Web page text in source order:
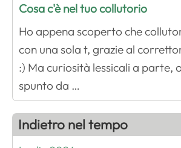
Cosa c'è nel tuo collutorio
Ho appena scoperto che
con una sola t, grazie al
:) Ma curiosità lessicali a parte,
spunto da …
Indietro nel tempo